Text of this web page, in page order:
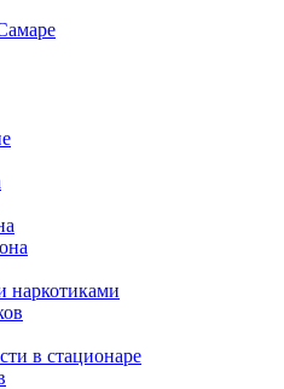
наркотиками
в стационаре